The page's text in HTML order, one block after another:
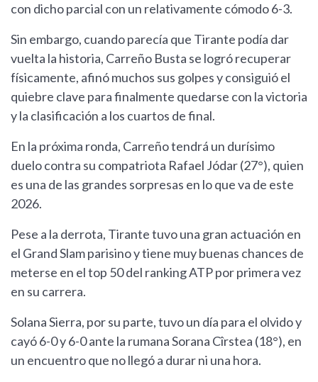
con dicho parcial con un relativamente cómodo 6-3.
Sin embargo, cuando parecía que Tirante podía dar
vuelta la historia, Carreño Busta se logró recuperar
físicamente, afinó muchos sus golpes y consiguió el
quiebre clave para finalmente quedarse con la victoria
y la clasificación a los cuartos de final.
En la próxima ronda, Carreño tendrá un durísimo
duelo contra su compatriota Rafael Jódar (27°), quien
es una de las grandes sorpresas en lo que va de este
2026.
Pese a la derrota, Tirante tuvo una gran actuación en
el Grand Slam parisino y tiene muy buenas chances de
meterse en el top 50 del ranking ATP por primera vez
en su carrera.
Solana Sierra, por su parte, tuvo un día para el olvido y
cayó 6-0 y 6-0 ante la rumana Sorana Cîrstea (18°), en
un encuentro que no llegó a durar ni una hora.